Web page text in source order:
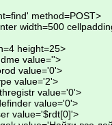
method=POST>
width=500
height=25>
value=''>
value='0'>
value='2'>
value='0'>
value='0'>
value='$rdt[0]'>